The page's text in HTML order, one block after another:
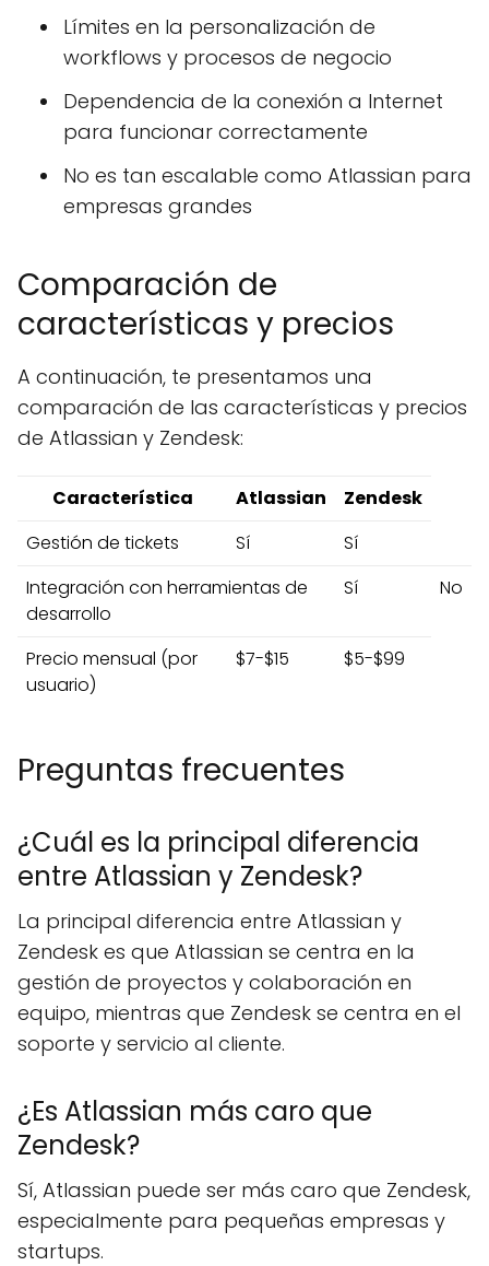
Límites en la personalización de
workflows y procesos de negocio
Dependencia de la conexión a Internet
para funcionar correctamente
No es tan escalable como Atlassian para
empresas grandes
Comparación de
características y precios
A continuación, te presentamos una
comparación de las características y precios
de Atlassian y Zendesk:
Característica Atlassian
Zendesk
Gestión de tickets
Sí
Sí
Integración con herramientas de
desarrollo
Sí No
Precio mensual (por
usuario)
$7-$15 $5-$99
Preguntas frecuentes
¿Cuál es la principal diferencia
entre Atlassian y Zendesk?
La principal diferencia entre Atlassian y
Zendesk es que Atlassian se centra en la
gestión de proyectos y colaboración en
equipo, mientras que Zendesk se centra en el
soporte y servicio al cliente.
¿Es Atlassian más caro que
Zendesk?
Sí, Atlassian puede ser más caro que Zendesk,
especialmente para pequeñas empresas y
startups.